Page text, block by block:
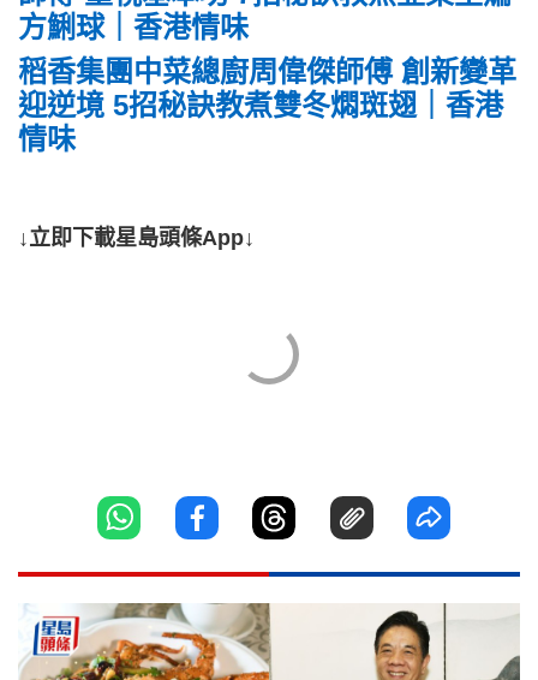
方鯏球｜香港情味
稻香集團中菜總廚周偉傑師傅 創新變革
迎逆境 5招秘訣教煮雙冬燜斑翅｜香港
情味
↓立即下載星島頭條App↓